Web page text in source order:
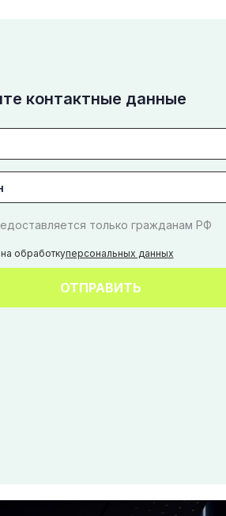
контактные данные
только гражданам РФ
обработкуперсональных данных
ОТПРАВИТЬ